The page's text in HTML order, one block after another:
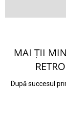
MAI ȚII
După succesul